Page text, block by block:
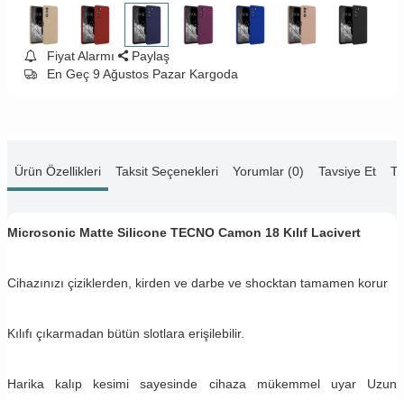
Fiyat Alarmı
Paylaş
En Geç 9 Ağustos Pazar Kargoda
Ürün Özellikleri Taksit Seçenekleri Yorumlar (0) Tavsiye Et
Microsonic Matte Silicone TECNO Camon 18 Kılıf Lacivert
Cihazınızı çiziklerden, kirden ve darbe ve shocktan tamamen korur
Kılıfı çıkarmadan bütün slotlara erişilebilir.
Harika kalıp kesimi sayesinde cihaza mükemmel uyar Uzun